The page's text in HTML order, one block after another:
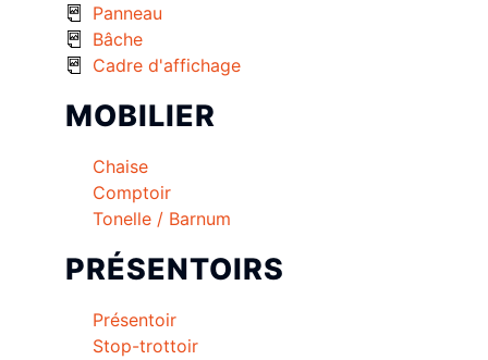
Panneau
Bâche
Cadre d'affichage
MOBILIER
Chaise
Comptoir
Tonelle / Barnum
PRÉSENTOIRS
Présentoir
Stop-trottoir